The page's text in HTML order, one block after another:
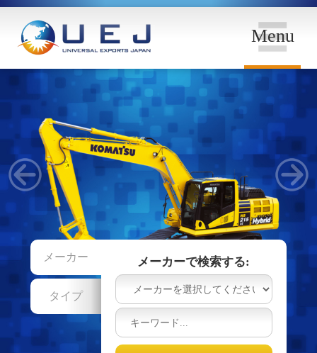
Menu
メーカー
タイプ
メーカーで検索する: